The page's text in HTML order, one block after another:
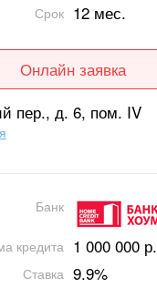
Срок 12 мес.
Онлайн заявка
пер., д. 6, пом. IV
Банк
кредита 1 000 000 р.
Ставка 9.9%